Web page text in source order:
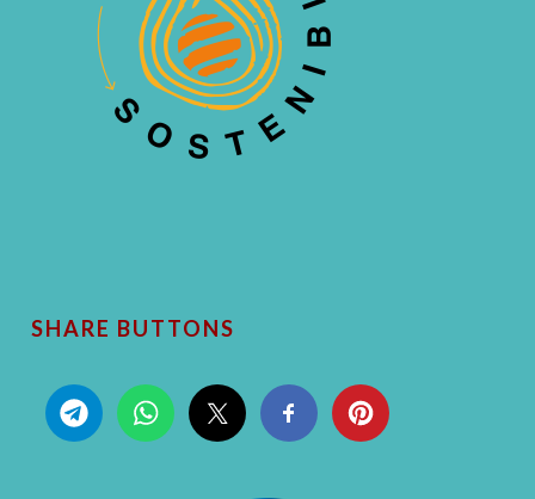
SHARE BUTTONS